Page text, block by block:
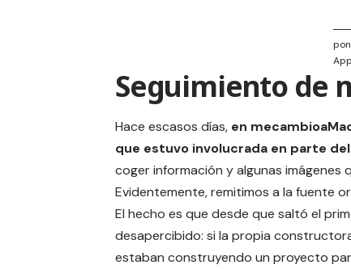
Seguimiento de
Hace escasos días, en
que estuvo involucrada en parte
coger información y algunas
Evidentemente, remitimos a la fuente
El hecho es que desde que saltó el
desapercibido: si la propia
estaban construyendo un proyecto